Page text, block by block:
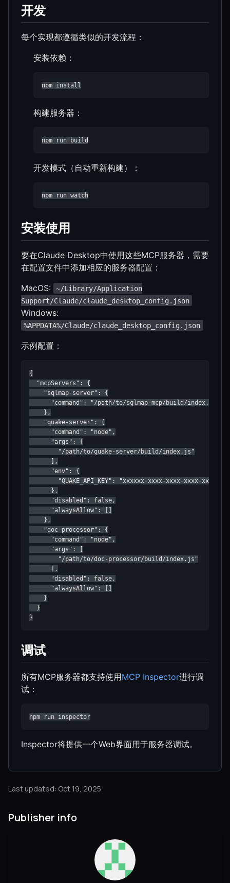
开发
每个实现都遵循类似的开发流程：
安装依赖：
npm install
构建服务器：
npm run build
开发模式（自动重新构建）：
npm run watch
安装使用
要在Claude Desktop中使用这些MCP服务器，需要
在配置文件中添加相应的服务器配置：
MacOS:
~/Library/Application
Support/Claude/claude_desktop_config.json
Windows:
%APPDATA%/Claude/claude_desktop_config.json
示例配置：
{
  "mcpServers": {
    "sqlmap-server": {
      "command": "/path/to/sqlmap-mcp/build/index.js"
    },
    "quake-server": {
      "command": "node",
      "args": [
        "/path/to/quake-server/build/index.js"
      ],
      "env": {
        "QUAKE_API_KEY": "xxxxxx-xxxx-xxxx-xxxx-xxxxxxx"
      },
      "disabled": false,
      "alwaysAllow": []
    },
    "doc-processor": {
      "command": "node",
      "args": [
        "/path/to/doc-processor/build/index.js"
      ],
      "disabled": false,
      "alwaysAllow": []
    }
  }
}
调试
所有MCP服务器都支持使用MCP Inspector进行调
试：
npm run inspector
Inspector将提供一个Web界面用于服务器调试。
Last updated: Oct 19, 2025
Publisher info